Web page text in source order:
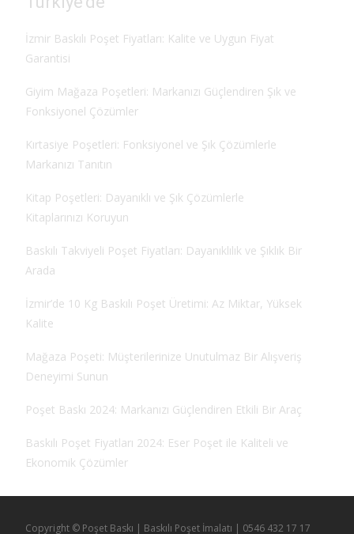
İzmir Baskılı Poşet Fiyatları: Kalite ve Uygun Fiyat
Garantisi
Giyim Mağaza Poşetleri: Markanızı Güçlendiren Şık ve
Fonksiyonel Çözümler
Kırtasiye Poşetleri: Fonksiyonel ve Şık Çözümlerle
Markanızı Tanıtın
Kitap Poşetleri: Dayanıklı ve Şık Çözümlerle
Kitaplarınızı Koruyun
Baskılı Takviyeli Poşet Fiyatları: Dayanıklılık ve Şıklık Bir
Arada
İzmir’de 10 Kg Baskılı Poşet Üretimi: Az Miktar, Yüksek
Kalite
Mağaza Poşeti: Müşterilerinize Unutulmaz Bir Alışveriş
Deneyimi Sunun
Poşet Baskı 2024: Markanızı Güçlendiren Etkili Bir Araç
Baskılı Poşet Fiyatları 2024: Eser Poşet ile Kaliteli ve
Ekonomik Çözümler
Copyright © Poşet Baskı | Baskılı Poşet İmalatı | 0546 432 17 17